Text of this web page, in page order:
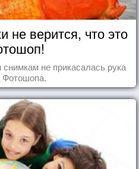
не верится, что это
не прикасалась рука
Фотошопа.